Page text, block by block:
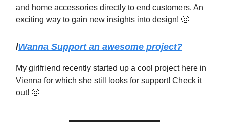
and home accessories directly to end customers. An
exciting way to gain new insights into design! 🙂
/Wanna Support an awesome project?
My girlfriend recently started up a cool project here in
Vienna for which she still looks for support! Check it
out! 🙂